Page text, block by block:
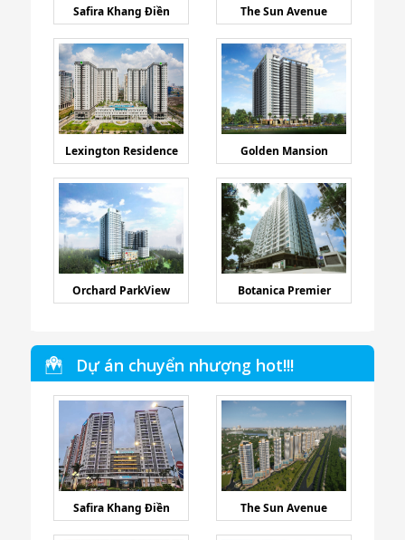
Safira Khang Điền The Sun Avenue
Lexington Residence Golden Mansion
Orchard ParkView Botanica Premier
Dự án chuyển nhượng hot!!!
Safira Khang Điền The Sun Avenue